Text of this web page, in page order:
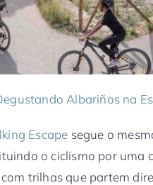
Albariños na
Escape segue o
o ciclismo por uma
trilhas que partem